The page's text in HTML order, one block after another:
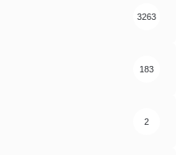
3263
183
2